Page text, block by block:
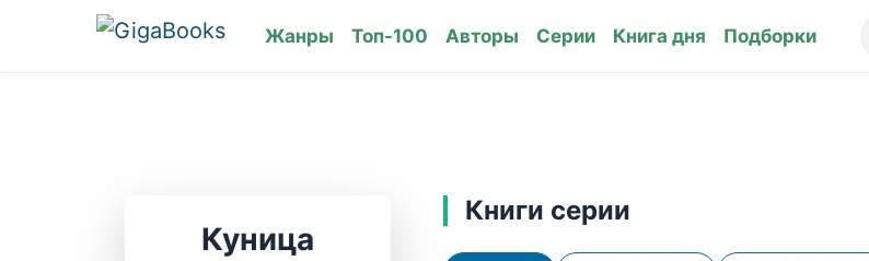
Жанры Топ-100 Авторы Серии Книга дня Подборки
Куница
Книги серии